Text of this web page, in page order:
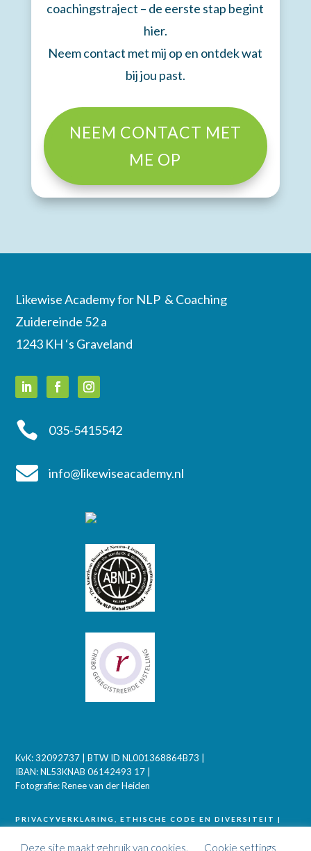
coachingstraject – de eerste stap begint
hier.
Neem contact met mij op en ontdek wat
bij jou past.
NEEM CONTACT MET
ME OP
Likewise Academy for NLP & Coaching
Zuidereinde 52 a
1243 KH ‘s Graveland
 035-5415542
 info@likewiseacademy.nl
KvK: 32092737 | BTW ID NL001368864B73 |
IBAN: NL53KNAB 06142493 17 |
Fotografie: Renee van der Heiden
PRIVACYVERKLARING, ETHISCHE CODE EN DIVERSITEIT |
INTERNATIONAAL ERKENDE NLP | DIVERSITEITS
Deze site maakt gebruik van cookies. Cookie settings